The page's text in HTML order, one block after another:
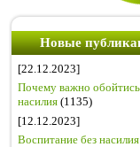
Новые
[22.12.2023]
Почему важно обойтись
насилия (1135)
[12.12.2023]
Воспитание без насилия